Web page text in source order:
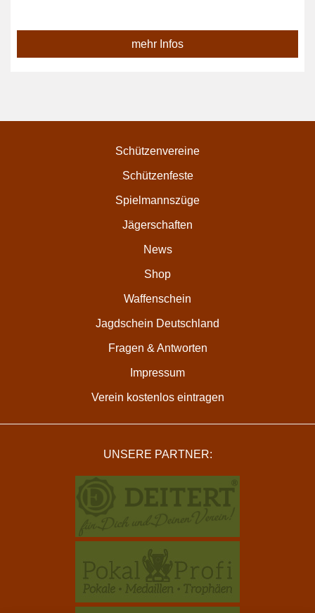
mehr Infos
Schützenvereine
Schützenfeste
Spielmannszüge
Jägerschaften
News
Shop
Waffenschein
Jagdschein Deutschland
Fragen & Antworten
Impressum
Verein kostenlos eintragen
UNSERE PARTNER: